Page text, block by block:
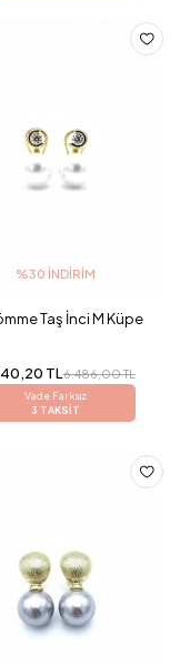
%30 İNDIRIM
Taş İnci M Küpe
TL6.486,00 TL
Vade Farksız
3 TAKSİT